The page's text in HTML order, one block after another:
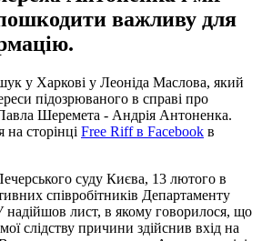
важливу для
у Харкові у Леоніда Маслова, який
підозрюваного в справі про
Шеремета - Андрія Антоненка.
сторінці Free Riff в Facebook в
суду Києва, 13 лютого в
співробітників Департаменту
лист, в якому говорилося, що
слідству причини здійснив вхід на